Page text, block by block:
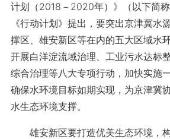
计划（2018－2020年）》（以下简称
《行动计划》提出，要突出京津冀水
撑区、雄安新区等在内的五大区域水
开展白洋淀流域治理、工业污水达标
综合治理等八大专项行动，加快实施
确保水环境目标如期实现，为京津冀
水生态环境支撑。
雄安新区要打造优美生态环境，